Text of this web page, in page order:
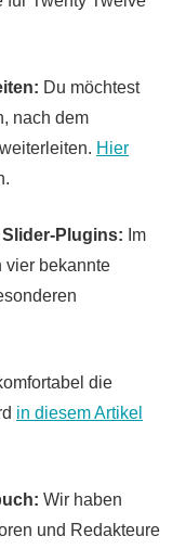
Du möchtest
nach dem
Hier
Plugins: Im
vier bekannte
die
in diesem Artikel
Wir haben
und Redakteure